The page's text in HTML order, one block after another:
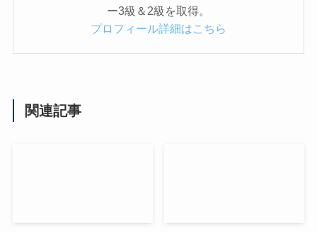
ー3級＆2級を取得。
プロフィール詳細はこちら
関連記事